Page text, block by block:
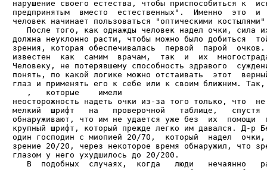
нарушение своего естества, чтобы приспособиться к
предпринятым  вместо  естественных".  Именно  это  и
человек начинает пользоваться "оптическими
После того, как однажды человек надел очки, сила
должна неуклонно расти, чтобы можно было добиться
зрения, которая обеспечивалась  первой  парой
известен  как  самим  врачам,  так  и  их
Человеку, не потерявшему способность здравого
понять, по какой логике можно отстаивать  этот
глаз и применять его к себе или к своим ближним. Так,
   ,   которые    имели
неосторожность надеть очки из-за того только, что
мелкий  шрифт   на   проверочной   таблице,   спустя
обнаруживают, что им не удается уже без  их  помощи
крупный шрифт, который прежде легко им давался. Д-р
один господин с миопией 20/70,  который  надел
зрение 20/20, через некоторое время обнаружил, что
глазом у него ухудшилось до 20/200.
В  подобных  случаях,  когда   люди   нечаянно